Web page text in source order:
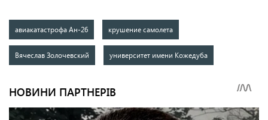
авиакатастрофа Ан-26 крушение самолета
Вячеслав Золочевский университет имени Кожедуба